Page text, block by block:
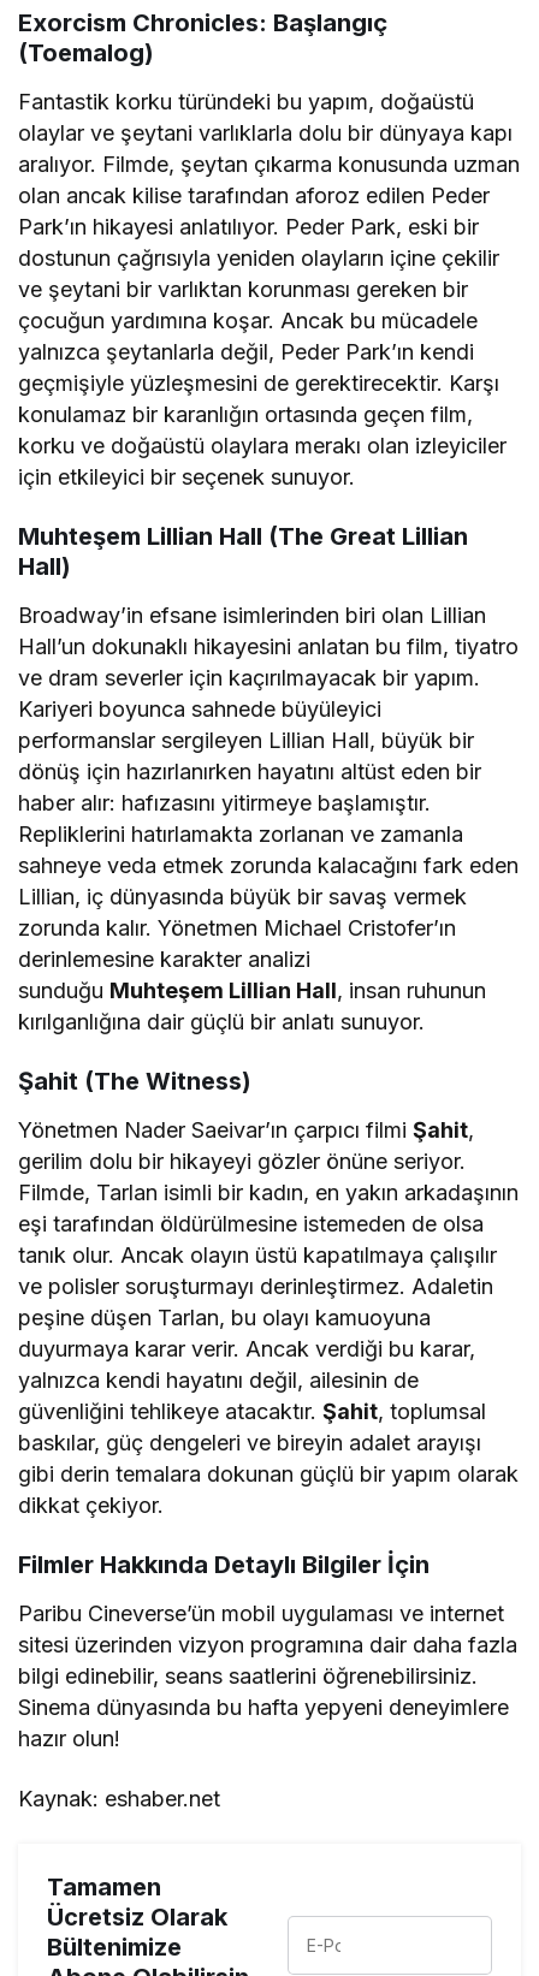
Exorcism Chronicles: Başlangıç
(Toemalog)
Fantastik korku türündeki bu yapım, doğaüstü
olaylar ve şeytani varlıklarla dolu bir dünyaya kapı
aralıyor. Filmde, şeytan çıkarma konusunda uzman
olan ancak kilise tarafından aforoz edilen Peder
Park’ın hikayesi anlatılıyor. Peder Park, eski bir
dostunun çağrısıyla yeniden olayların içine çekilir
ve şeytani bir varlıktan korunması gereken bir
çocuğun yardımına koşar. Ancak bu mücadele
yalnızca şeytanlarla değil, Peder Park’ın kendi
geçmişiyle yüzleşmesini de gerektirecektir. Karşı
konulamaz bir karanlığın ortasında geçen film,
korku ve doğaüstü olaylara merakı olan izleyiciler
için etkileyici bir seçenek sunuyor.
Muhteşem Lillian Hall (The Great Lillian
Hall)
Broadway’in efsane isimlerinden biri olan Lillian
Hall’un dokunaklı hikayesini anlatan bu film, tiyatro
ve dram severler için kaçırılmayacak bir yapım.
Kariyeri boyunca sahnede büyüleyici
performanslar sergileyen Lillian Hall, büyük bir
dönüş için hazırlanırken hayatını altüst eden bir
haber alır: hafızasını yitirmeye başlamıştır.
Repliklerini hatırlamakta zorlanan ve zamanla
sahneye veda etmek zorunda kalacağını fark eden
Lillian, iç dünyasında büyük bir savaş vermek
zorunda kalır. Yönetmen Michael Cristofer’ın
derinlemesine karakter analizi
sunduğu Muhteşem Lillian Hall, insan ruhunun
kırılganlığına dair güçlü bir anlatı sunuyor.
Şahit (The Witness)
Yönetmen Nader Saeivar’ın çarpıcı filmiŞahit,
gerilim dolu bir hikayeyi gözler önüne seriyor.
Filmde, Tarlan isimli bir kadın, en yakın arkadaşının
eşi tarafından öldürülmesine istemeden de olsa
tanık olur. Ancak olayın üstü kapatılmaya çalışılır
ve polisler soruşturmayı derinleştirmez. Adaletin
peşine düşen Tarlan, bu olayı kamuoyuna
duyurmaya karar verir. Ancak verdiği bu karar,
yalnızca kendi hayatını değil, ailesinin de
güvenliğini tehlikeye atacaktır.Şahit, toplumsal
baskılar, güç dengeleri ve bireyin adalet arayışı
gibi derin temalara dokunan güçlü bir yapım olarak
dikkat çekiyor.
Filmler Hakkında Detaylı Bilgiler İçin
Paribu Cineverse’ün mobil uygulaması ve internet
sitesi üzerinden vizyon programına dair daha fazla
bilgi edinebilir, seans saatlerini öğrenebilirsiniz.
Sinema dünyasında bu hafta yepyeni deneyimlere
hazır olun!
Kaynak: eshaber.net
Tamamen
Ücretsiz Olarak
Bültenimize